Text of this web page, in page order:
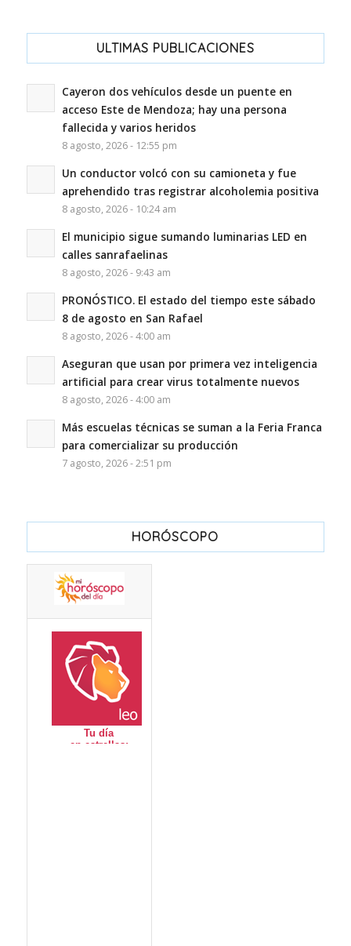
ULTIMAS PUBLICACIONES
Cayeron dos vehículos desde un puente en
acceso Este de Mendoza; hay una persona
fallecida y varios heridos
8 agosto, 2026 - 12:55 pm
Un conductor volcó con su camioneta y fue
aprehendido tras registrar alcoholemia positiva
8 agosto, 2026 - 10:24 am
El municipio sigue sumando luminarias LED en
calles sanrafaelinas
8 agosto, 2026 - 9:43 am
PRONÓSTICO. El estado del tiempo este sábado
8 de agosto en San Rafael
8 agosto, 2026 - 4:00 am
Aseguran que usan por primera vez inteligencia
artificial para crear virus totalmente nuevos
8 agosto, 2026 - 4:00 am
Más escuelas técnicas se suman a la Feria Franca
para comercializar su producción
7 agosto, 2026 - 2:51 pm
HORÓSCOPO